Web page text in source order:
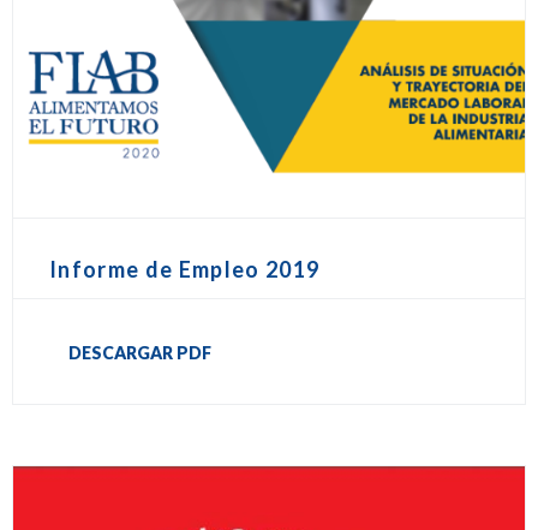
Informe de Empleo 2019
DESCARGAR PDF